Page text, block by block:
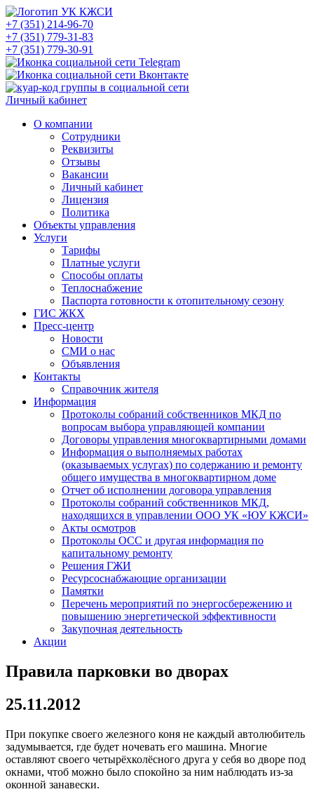
+7 (351) 214-96-70
+7 (351) 779-31-83
+7 (351) 779-30-91
Личный кабинет
О компании
Сотрудники
Реквизиты
Отзывы
Вакансии
Личный кабинет
Лицензия
Политика
Объекты управления
Услуги
Тарифы
Платные услуги
Способы оплаты
Теплоснабжение
Паспорта готовности к отопительному сезону
ГИС ЖКХ
Пресс-центр
Новости
СМИ о нас
Объявления
Контакты
Справочник жителя
Информация
Протоколы собраний собственников МКД по
вопросам выбора управляющей компании
Договоры управления многоквартирными домами
Информация о выполняемых работах
(оказываемых услугах) по содержанию и ремонту
общего имущества в многоквартирном доме
Отчет об исполнении договора управления
Протоколы собраний собственников МКД,
находящихся в управлении ООО УК «ЮУ КЖСИ»
Акты осмотров
Протоколы ОСС и другая информация по
капитальному ремонту
Решения ГЖИ
Ресурсоснабжающие организации
Памятки
Перечень мероприятий по энергосбережению и
повышению энергетической эффективности
Закупочная деятельность
Акции
Правила парковки во дворах
25.11.2012
При покупке своего железного коня не каждый автолюбитель
задумывается, где будет ночевать его машина. Многие
оставляют своего четырёхколёсного друга у себя во дворе под
окнами, чтоб можно было спокойно за ним наблюдать из-за
оконной занавески.